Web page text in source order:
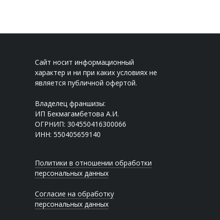
Сайт носит информационный
характер и ни при каких условиях не
является публичной офертой.
Владелец франшизы:
ИП Бекмагамбетова А.И.
ОГРНИП: 304550416300066
ИНН: 550405659140
Политики в отношении обработки
персональных данных
Согласие на обработку
персональных данных